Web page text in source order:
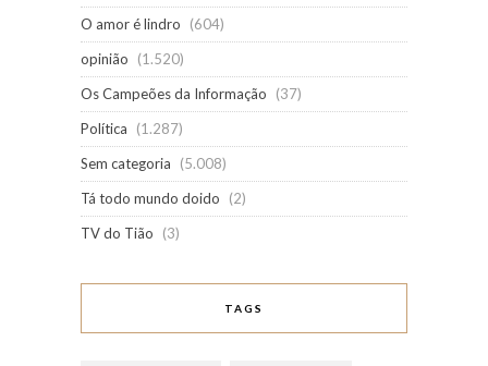
O amor é lindro
(604)
opinião
(1.520)
Os Campeões da Informação
(37)
Política
(1.287)
Sem categoria
(5.008)
Tá todo mundo doido
(2)
TV do Tião
(3)
TAGS